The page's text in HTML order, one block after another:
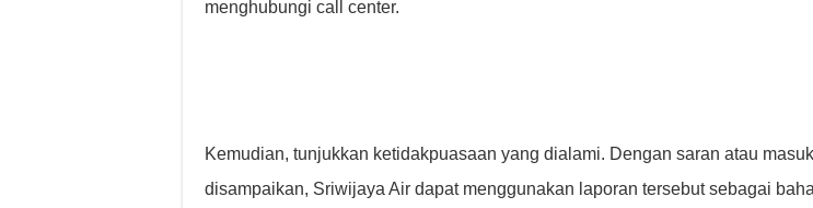
menghubungi call center.
Kemudian, tunjukkan ketidakpuasaan yang dialami. Dengan saran atau
disampaikan, Sriwijaya Air dapat menggunakan laporan tersebut sebagai